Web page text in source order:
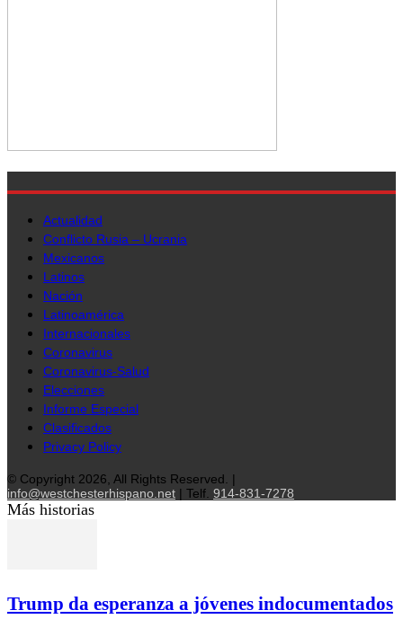
Actualidad
Conflicto Rusia – Ucrania
Mexicanos
Latinos
Nación
Latinoamérica
Internacionales
Coronavirus
Coronavirus-Salud
Elecciones
Informe Especial
Clasificados
Privacy Policy
© Copyright 2026, All Rights Reserved. |
info@westchesterhispano.net | Telf. 914-831-7278
Más historias
Trump da esperanza a jóvenes indocumentados